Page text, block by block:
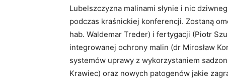
Lubelszczyzna malinami słynie i nic
podczas kraśnickiej konferencji. Zostaną
hab. Waldemar Treder) i fertygacji (Piotr
integrowanej ochrony malin (dr Mirosław
systemów uprawy z wykorzystaniem
Krawiec) oraz nowych patogenów jakie